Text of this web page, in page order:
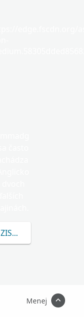
ZISTITE VIAC O
Menej